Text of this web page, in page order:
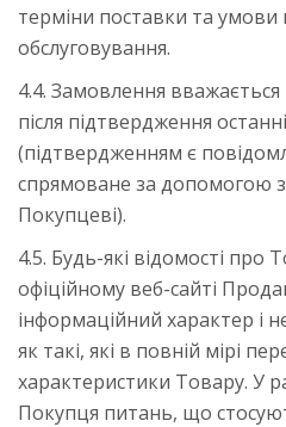
терміни поставки та умови
обслуговування.
4.4. Замовлення
після підтвердження
(підтвердженням є
спрямоване за допомогою
Покупцеві).
4.5. Будь-які відомості про
офіційному веб-сайті
інформаційний характер і
як такі, які в повній мірі
характеристики Товару. У
Покупця питань, що